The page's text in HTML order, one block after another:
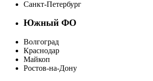
Санкт-Петербург
Южный ФО
Волгоград
Краснодар
Майкоп
Ростов-на-Дону